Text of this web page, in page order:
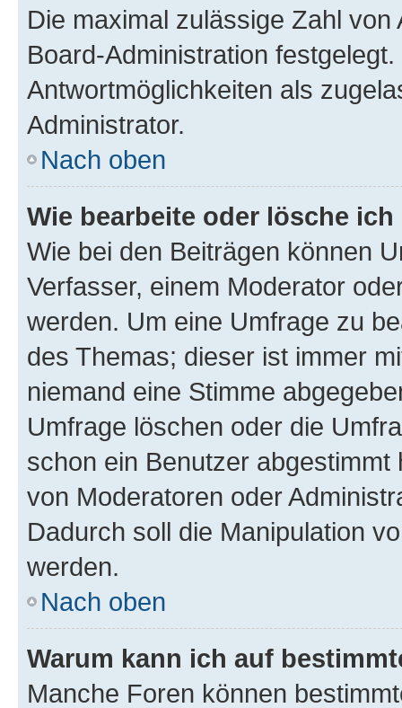
Die maximal zulässige Zahl
Board-Administration
Antwortmöglichkeiten als
Administrator.
Nach oben
Wie bearbeite oder lösche
Wie bei den Beiträgen können
Verfasser, einem Moderator
werden. Um eine Umfrage zu
des Themas; dieser ist immer
niemand eine Stimme
Umfrage löschen oder die
schon ein Benutzer
von Moderatoren oder
Dadurch soll die Manipulation
werden.
Nach oben
Warum kann ich auf
Manche Foren können